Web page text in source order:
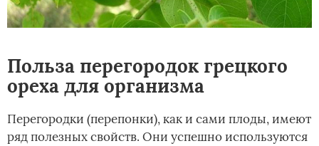
Польза перегородок грецкого
ореха для организма
Перегородки (перепонки), как и сами плоды, имеют
ряд полезных свойств. Они успешно используются